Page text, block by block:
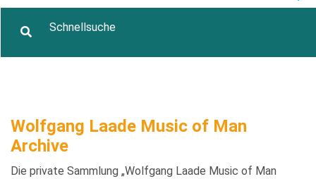
Wolfgang Laade Music of Man
Archive
Die private Sammlung „Wolfgang Laade Music of Man